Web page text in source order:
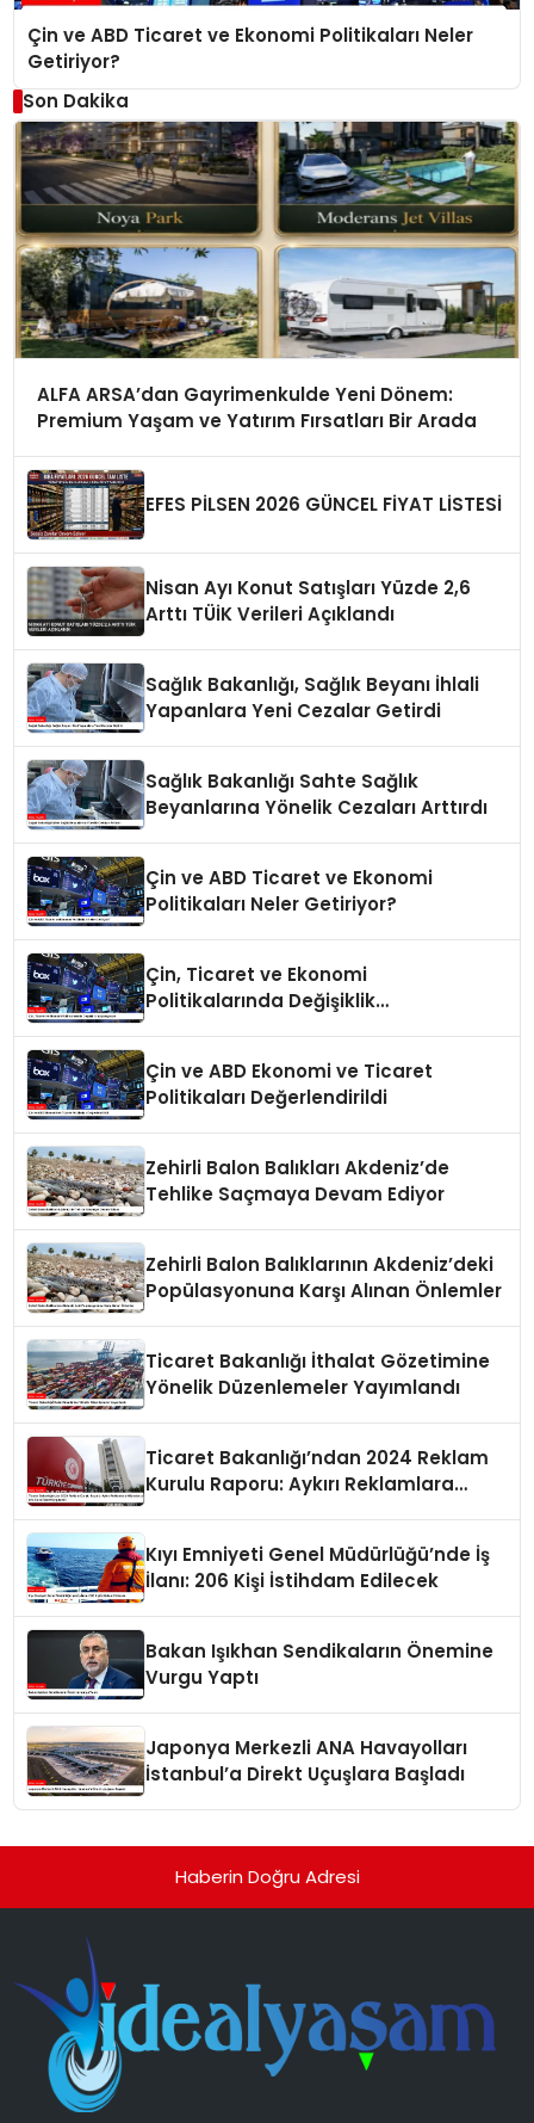
Çin ve ABD Ticaret ve Ekonomi Politikaları Neler
Getiriyor?
Son Dakika
ALFA ARSA’dan Gayrimenkulde Yeni Dönem:
Premium Yaşam ve Yatırım Fırsatları Bir Arada
EFES PİLSEN 2026 GÜNCEL FİYAT LİSTESİ
Nisan Ayı Konut Satışları Yüzde 2,6
Arttı TÜİK Verileri Açıklandı
Sağlık Bakanlığı, Sağlık Beyanı İhlali
Yapanlara Yeni Cezalar Getirdi
Sağlık Bakanlığı Sahte Sağlık
Beyanlarına Yönelik Cezaları Arttırdı
Çin ve ABD Ticaret ve Ekonomi
Politikaları Neler Getiriyor?
Çin, Ticaret ve Ekonomi
Politikalarında Değişiklik
Çin ve ABD Ekonomi ve Ticaret
Politikaları Değerlendirildi
Zehirli Balon Balıkları Akdeniz’de
Tehlike Saçmaya Devam Ediyor
Zehirli Balon Balıklarının Akdeniz’deki
Popülasyonuna Karşı Alınan Önlemler
Ticaret Bakanlığı İthalat Gözetimine
Yönelik Düzenlemeler Yayımlandı
Ticaret Bakanlığı’ndan 2024 Reklam
Kurulu Raporu: Aykırı Reklamlara
Kıyı Emniyeti Genel Müdürlüğü’nde İş
İlanı: 206 Kişi İstihdam Edilecek
Bakan Işıkhan Sendikaların Önemine
Vurgu Yaptı
Japonya Merkezli ANA Havayolları
İstanbul’a Direkt Uçuşlara Başladı
Haberin Doğru Adresi